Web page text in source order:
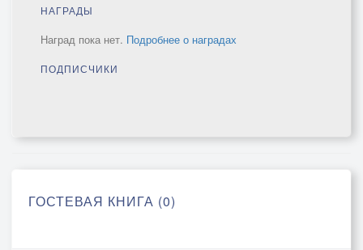
НАГРАДЫ
Наград пока нет. Подробнее о наградах
ПОДПИСЧИКИ
ГОСТЕВАЯ КНИГА (0)